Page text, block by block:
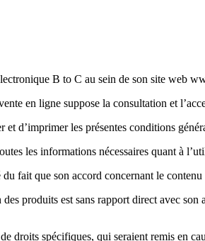
B to C au sein de son site web
en ligne suppose la consultation et
d’imprimer les présentes conditions
les informations nécessaires quant à
fait que son accord concernant le
produits est sans rapport direct avec
droits spécifiques, qui seraient remis en